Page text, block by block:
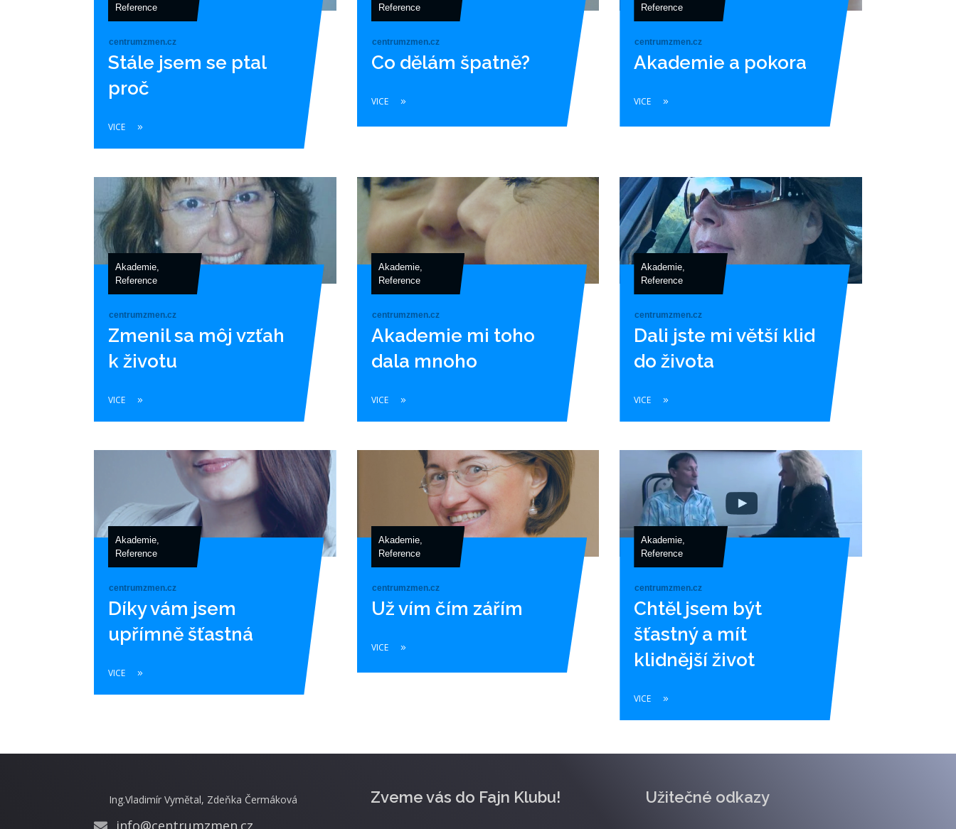
Reference
centrumzmen.cz
Stále jsem se ptal
proč
VICE
Reference
centrumzmen.cz
Co dělám špatně?
VICE
Reference
centrumzmen.cz
Akademie a pokora
VICE
Akademie,
Reference
centrumzmen.cz
Zmenil sa môj vzťah
k životu
VICE
Akademie,
Reference
centrumzmen.cz
Akademie mi toho
dala mnoho
VICE
Akademie,
Reference
centrumzmen.cz
Dali jste mi větší klid
do života
VICE
Akademie,
Reference
centrumzmen.cz
Díky vám jsem
upřímně šťastná
VICE
Akademie,
Reference
centrumzmen.cz
Už vím čím zářím
VICE
Akademie,
Reference
centrumzmen.cz
Chtěl jsem být
šťastný a mít
klidnější život
VICE
Ing.Vladimír Vymětal, Zdeňka Čermáková
info@centrumzmen.cz
Zveme vás do Fajn Klubu! Užitečné odkazy